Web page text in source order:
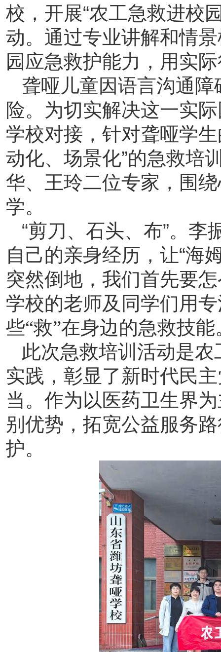
校，开展“农工急救进校
动。通过专业讲解和情
园应急救护能力，用实
聋哑儿童因语言沟通
险。为切实解决这一实
学校对接，针对聋哑学
动化、场景化”的急救培
华、王玲二位专家，围
学。
“剪刀、石头、布”。李
自己的亲身经历，让“海
突然倒地，我们首先要
学校的老师及同学们用
些“救”在身边的急救技能
此次急救培训活动是
实践，彰显了新时代民
当。作为以医药卫生界
别优势，拓宽公益服务
护。